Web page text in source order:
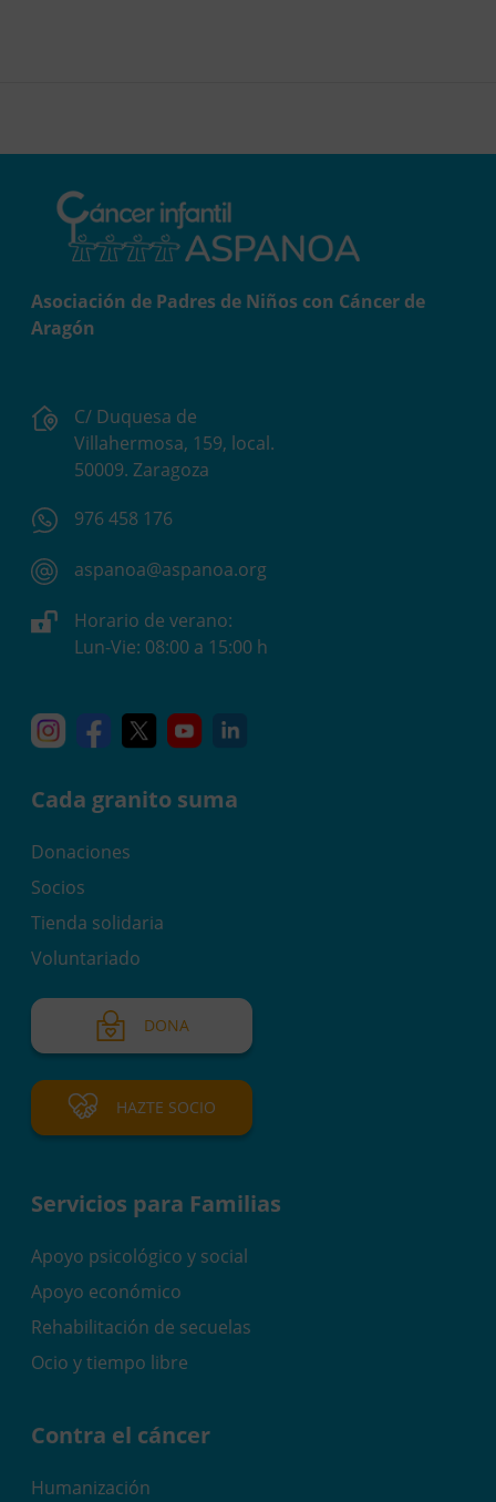
Asociación de Padres de Niños con Cáncer de
Aragón
C/ Duquesa de
Villahermosa, 159, local.
50009. Zaragoza
976 458 176
aspanoa@aspanoa.org
Horario de verano:
Lun-Vie: 08:00 a 15:00 h
InstagramFacebook
X YouTube
Cada granito suma
Donaciones
Socios
Tienda solidaria
Voluntariado
DONA
HAZTE SOCIO
Servicios para Familias
Apoyo psicológico y social
Apoyo económico
Rehabilitación de secuelas
Ocio y tiempo libre
Contra el cáncer
Humanización